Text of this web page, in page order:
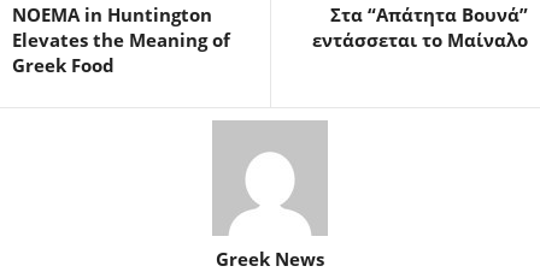
ΝOEMA in Huntington
Elevates the Meaning of
Greek Food
Στα “Απάτητα Βουνά”
εντάσσεται το Μαίναλο
Greek News